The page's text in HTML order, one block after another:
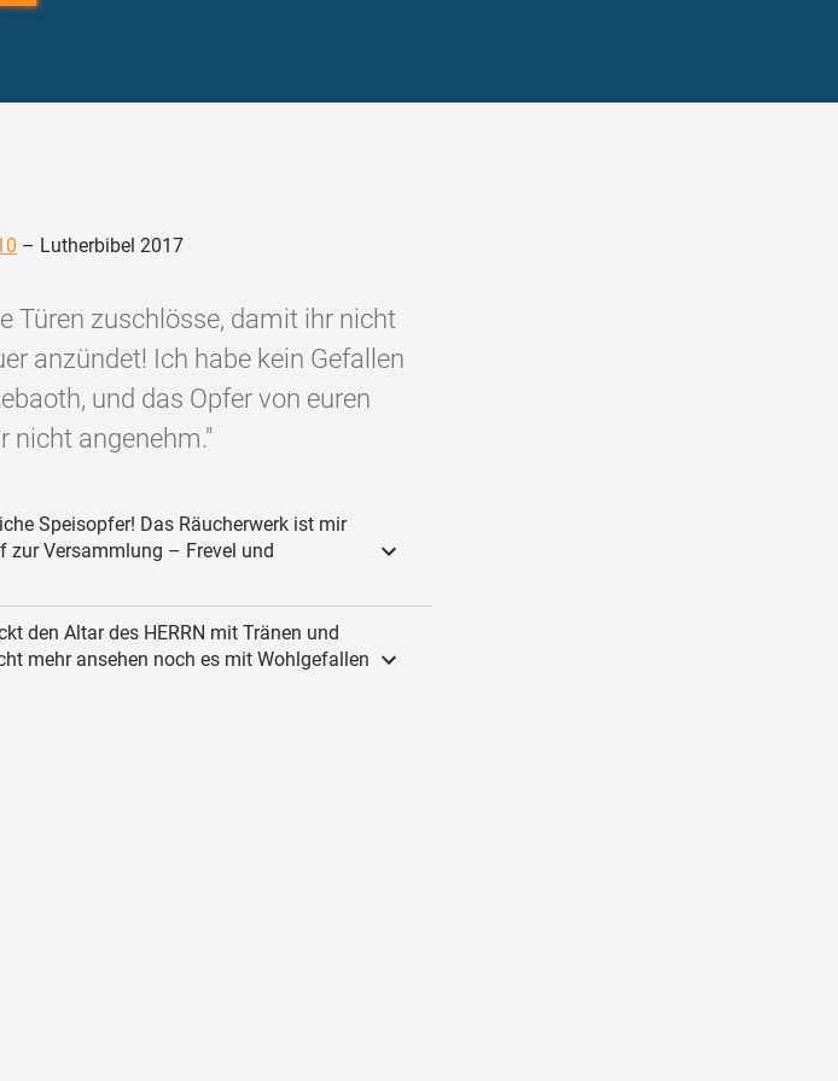
– Lutherbibel 2017
Türen zuschlösse, damit ihr nicht
anzündet! Ich habe kein Gefallen
und das Opfer von euren
nicht angenehm."
Speisopfer! Das Räucherwerk ist mir
zur Versammlung – Frevel und
den Altar des HERRN mit Tränen und
mehr ansehen noch es mit Wohlgefallen